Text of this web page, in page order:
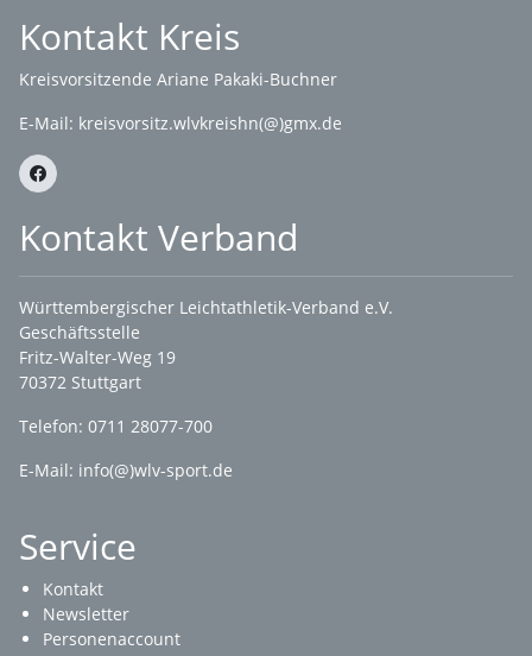
Kontakt Kreis
Kreisvorsitzende Ariane Pakaki-Buchner
E-Mail: kreisvorsitz.wlvkreishn(@)gmx.de
Kontakt Verband
Württembergischer Leichtathletik-Verband e.V.
Geschäftsstelle
Fritz-Walter-Weg 19
70372 Stuttgart
Telefon: 0711 28077-700
E-Mail: info(@)wlv-sport.de
Service
Kontakt
Newsletter
Personenaccount